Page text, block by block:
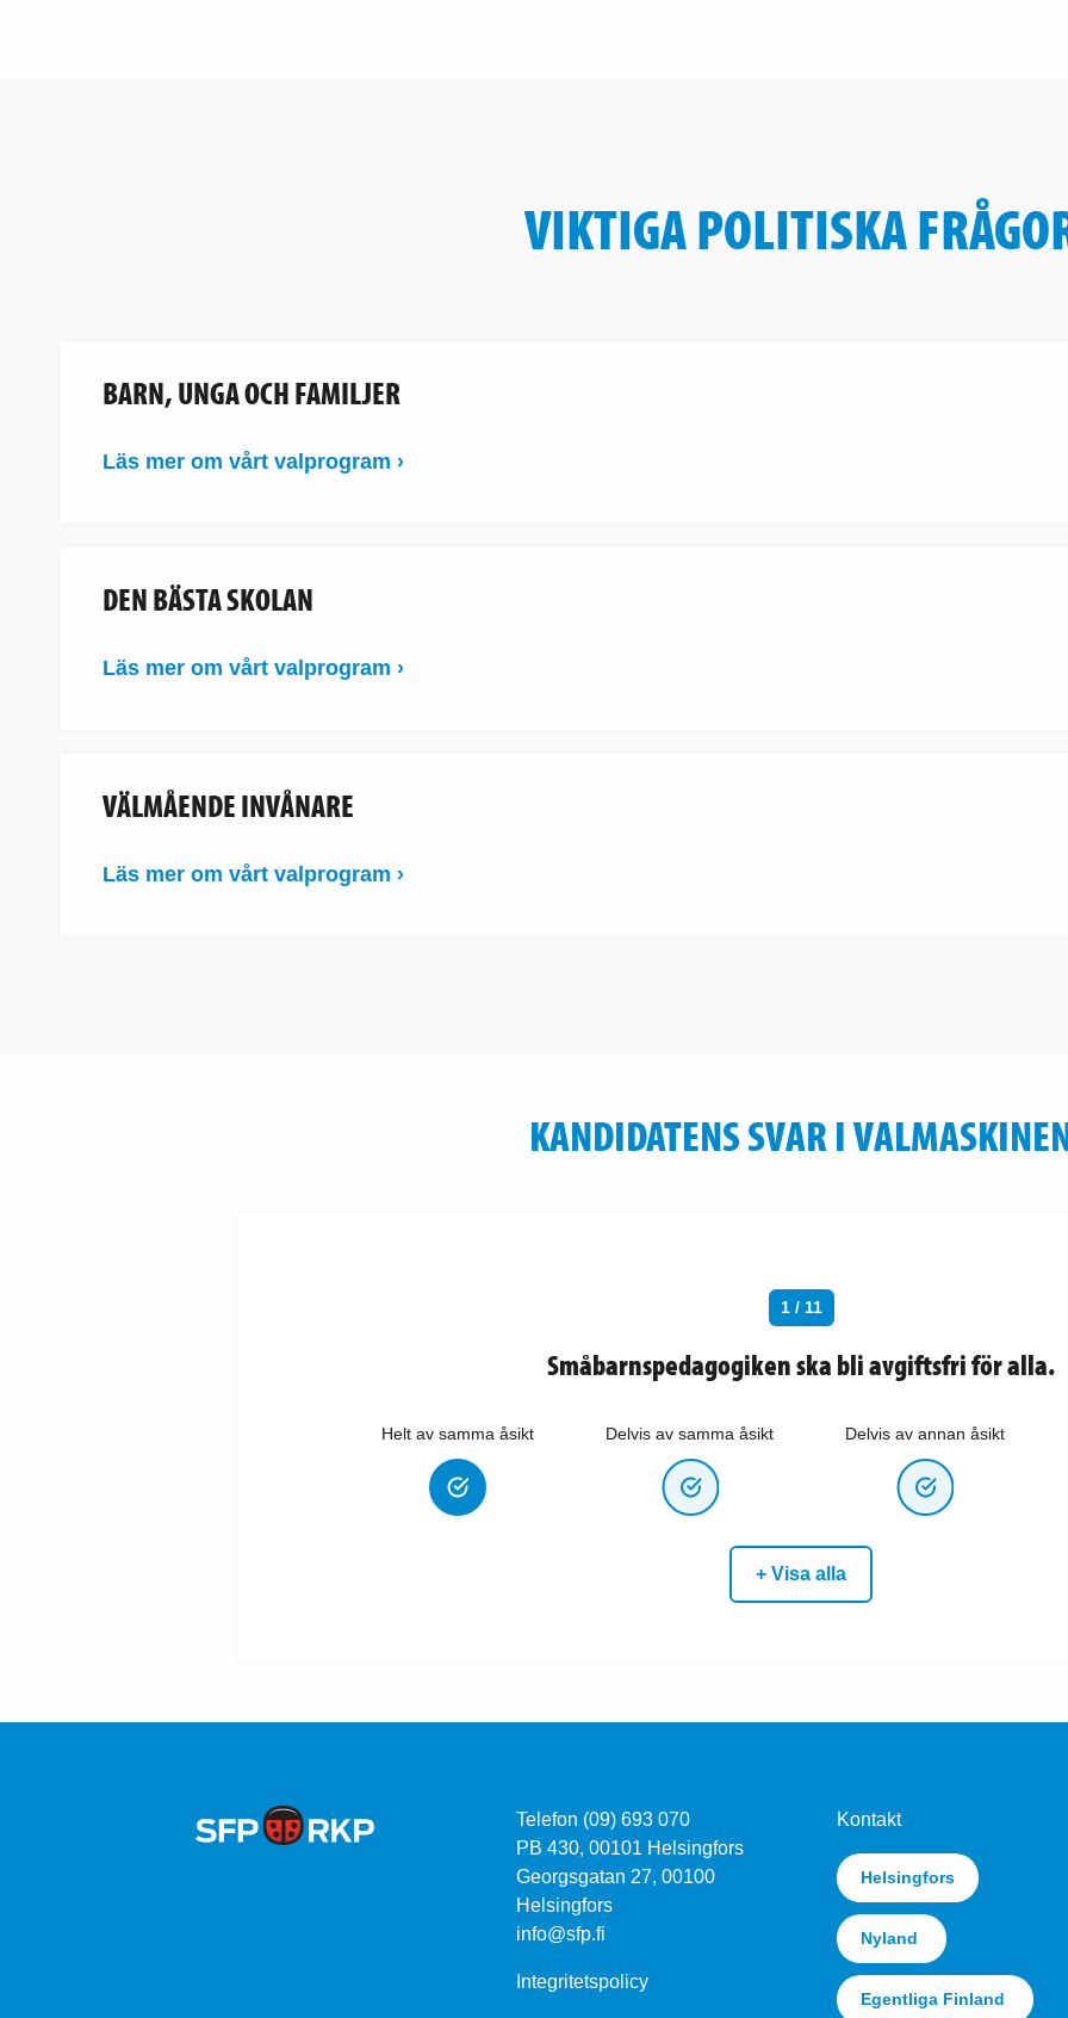
VIKTIGA POLITISKA
BARN, UNGA OCH FAMILJER
Läs mer om vårt valprogram ›
DEN BÄSTA SKOLAN
Läs mer om vårt valprogram ›
VÄLMÅENDE INVÅNARE
Läs mer om vårt valprogram ›
KANDIDATENS SVAR I
1 / 11
Småbarnspedagogiken ska bli avgiftsfri för alla.
Helt av samma åsikt Delvis av samma åsikt Delvis av annan åsikt
+ Visa alla
Telefon (09) 693 070
PB 430, 00101 Helsingfors
Georgsgatan 27, 00100
Helsingfors
info@sfp.fi
Integritetspolicy
Kontakt
Helsingfors
Nyland
Egentliga Finland